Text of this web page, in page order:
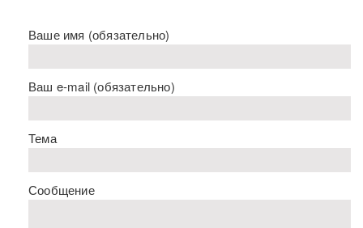
Ваше имя (обязательно)
Ваш e-mail (обязательно)
Тема
Сообщение